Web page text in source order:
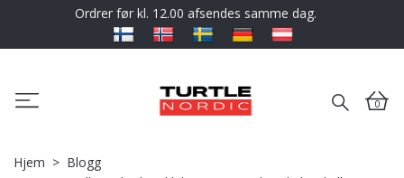
Ordrer før kl. 12.00 afsendes samme dag.
0
Hjem
Blogg